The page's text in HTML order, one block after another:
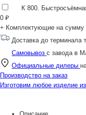
К 800.
0 ₽
+ Комплектующие на сумму
Доставка до терминала
Самовывоз с завода в
Официальные дилеры
Производство на заказ
Изготовим любое изделие